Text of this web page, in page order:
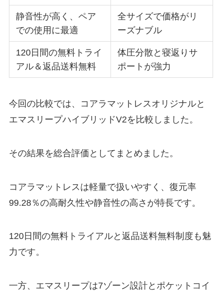
静音性が高く、ペア
での使用に最適
全サイズで価格がリ
ーズナブル
120日間の無料トライ
アル＆返品送料無料
体圧分散と寝返りサ
ポートが強力
今回の比較では、コアラマットレスオリジナルと
エマスリープハイブリッドV2を比較しました。
その結果を総合評価としてまとめました。
コアラマットレスは軽量で扱いやすく、復元率
99.28％の高耐久性や静音性の高さが特長です。
120日間の無料トライアルと返品送料無料制度も魅
力です。
一方、エマスリープは7ゾーン設計とポケットコイ